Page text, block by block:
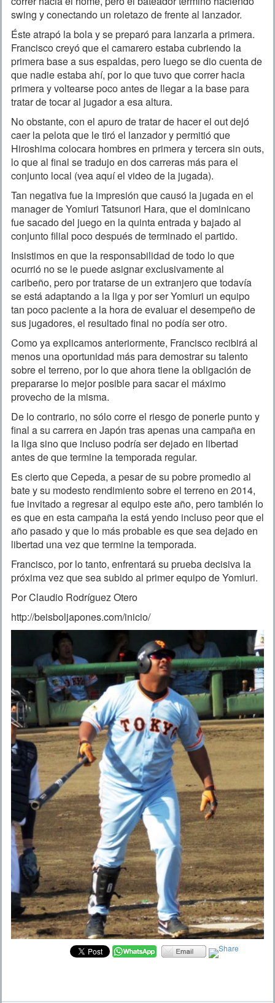
swing y conectando un roletazo de frente al lanzador.
Éste atrapó la bola y se preparó para lanzarla a primera.
Francisco creyó que el camarero estaba cubriendo la
primera base a sus espaldas, pero luego se dio cuenta de
que nadie estaba ahí, por lo que tuvo que correr hacia
primera y voltearse poco antes de llegar a la base para
tratar de tocar al jugador a esa altura.
No obstante, con el apuro de tratar de hacer el out dejó
caer la pelota que le tiró el lanzador y permitió que
Hiroshima colocara hombres en primera y tercera sin outs,
lo que al final se tradujo en dos carreras más para el
conjunto local (vea aquí el video de la jugada).
Tan negativa fue la impresión que causó la jugada en el
manager de Yomiuri Tatsunori Hara, que el dominicano
fue sacado del juego en la quinta entrada y bajado al
conjunto filial poco después de terminado el partido.
Insistimos en que la responsabilidad de todo lo que
ocurrió no se le puede asignar exclusivamente al
caribeño, pero por tratarse de un extranjero que todavía
se está adaptando a la liga y por ser Yomiuri un equipo
tan poco paciente a la hora de evaluar el desempeño de
sus jugadores, el resultado final no podía ser otro.
Como ya explicamos anteriormente, Francisco recibirá al
menos una oportunidad más para demostrar su talento
sobre el terreno, por lo que ahora tiene la obligación de
prepararse lo mejor posible para sacar el máximo
provecho de la misma.
De lo contrario, no sólo corre el riesgo de ponerle punto y
final a su carrera en Japón tras apenas una campaña en
la liga sino que incluso podría ser dejado en libertad
antes de que termine la temporada regular.
Es cierto que Cepeda, a pesar de su pobre promedio al
bate y su modesto rendimiento sobre el terreno en 2014,
fue invitado a regresar al equipo este año, pero también lo
es que en esta campaña la está yendo incluso peor que el
año pasado y que lo más probable es que sea dejado en
libertad una vez que termine la temporada.
Francisco, por lo tanto, enfrentará su prueba decisiva la
próxima vez que sea subido al primer equipo de Yomiuri.
Por Claudio Rodríguez Otero
http://beisboljapones.com/inicio/